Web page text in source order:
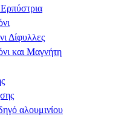
Δίφυλλες
και Μαγνήτη
αλουμινίου